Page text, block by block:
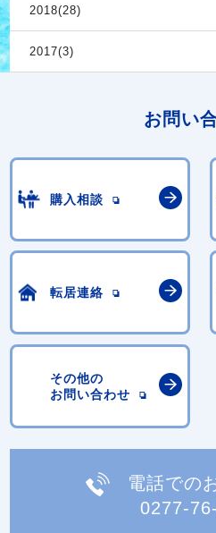
2018(28)
2017(3)
お問い
購入相談
転居連絡
その他の
お問い合わせ
電話での
0277-